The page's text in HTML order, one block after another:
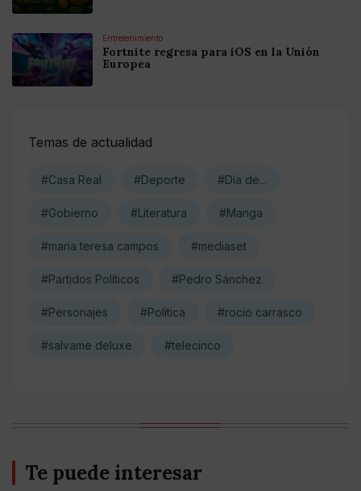
Entretenimiento
Fortnite regresa para iOS en la Unión
Europea
Temas de actualidad
#Casa Real #Deporte #Día de...
#Gobierno #Literatura #Manga
#maria teresa campos #mediaset
#Partidos Políticos #Pedro Sánchez
#Personajes #Política #rocio carrasco
#salvame deluxe #telecinco
Te puede interesar